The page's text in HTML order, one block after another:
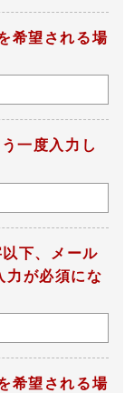
希望される場
一度入力し
下、メール
力が必須にな
希望される場